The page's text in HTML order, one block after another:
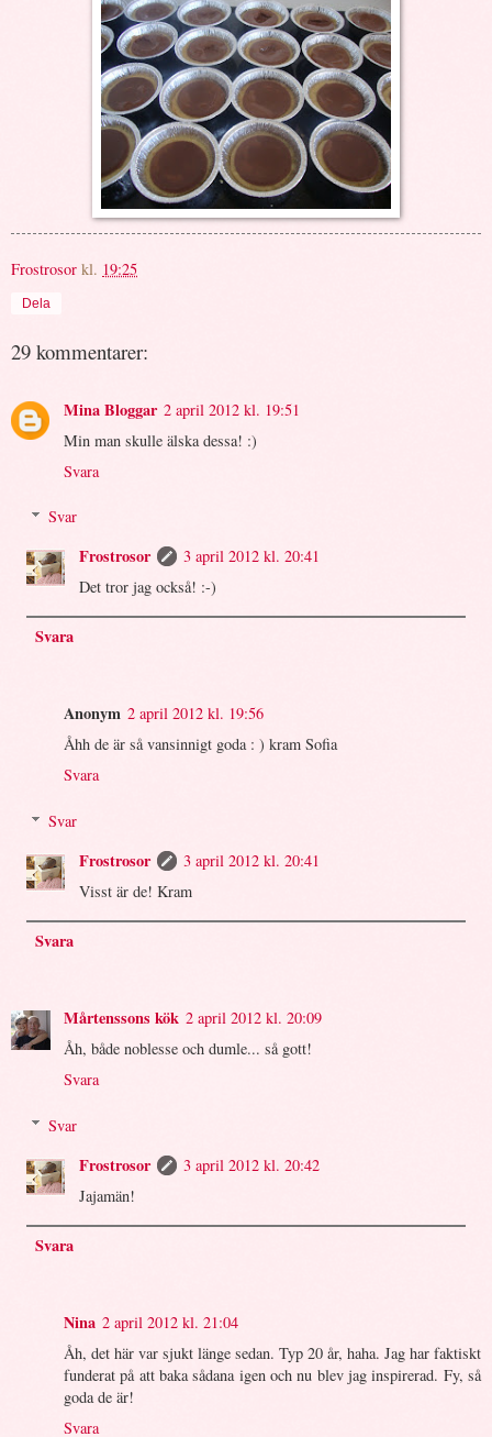
Frostrosor kl. 19:25
Dela
29 kommentarer:
Mina Bloggar 2 april 2012 kl. 19:51
Min man skulle älska dessa! :)
Svara
Svar
Frostrosor
3 april 2012 kl. 20:41
Det tror jag också! :-)
Svara
Anonym 2 april 2012 kl. 19:56
Åhh de är så vansinnigt goda : ) kram Sofia
Svara
Svar
Frostrosor
3 april 2012 kl. 20:41
Visst är de! Kram
Svara
Mårtenssons kök 2 april 2012 kl. 20:09
Åh, både noblesse och dumle... så gott!
Svara
Svar
Frostrosor
3 april 2012 kl. 20:42
Jajamän!
Svara
Nina 2 april 2012 kl. 21:04
Åh, det här var sjukt länge sedan. Typ 20 år, haha. Jag har faktiskt
funderat på att baka sådana igen och nu blev jag inspirerad. Fy, så
goda de är!
Svara